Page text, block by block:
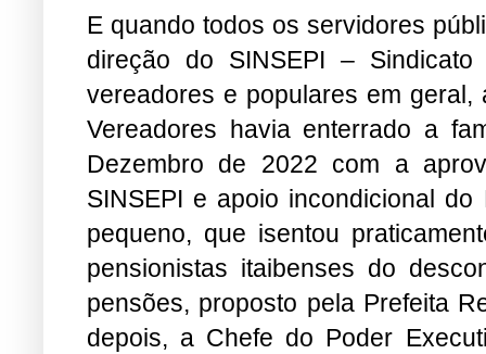
E quando todos os servidores
direção do SINSEPI –
vereadores e populares em
Vereadores havia enterrado a
Dezembro de 2022 com a
SINSEPI e apoio incondicional
pequeno, que isentou
pensionistas itaibenses do
pensões, proposto pela Prefeita
depois, a Chefe do Poder